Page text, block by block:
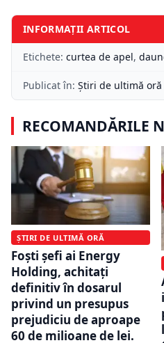
INFORMAȚII ARTICOL
Etichete: curtea de apel,
Publicat în: Știri de ultimă oră
RECOMANDĂRILE
ȘTIRI DE ULTIMĂ ORĂ
Foști șefi ai Energy
Holding, achitați
definitiv în dosarul
privind un presupus
prejudiciu de aproape
60 de milioane de lei.